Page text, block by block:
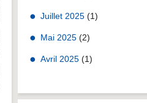
Juillet 2025 (1)
Mai 2025 (2)
Avril 2025 (1)